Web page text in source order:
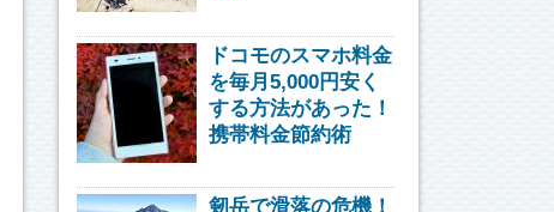
ドコモのスマホ料金
を毎月5,000円安く
する方法があった！
携帯料金節約術
剱岳で滑落の危機！